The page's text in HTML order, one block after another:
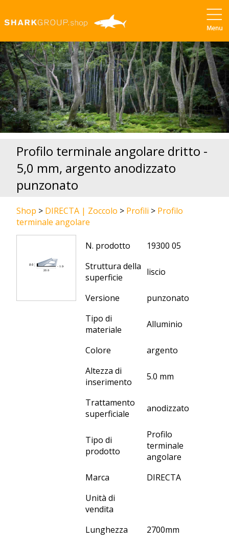
Profilo terminale angolare dritto -
5,0 mm, argento anodizzato
punzonato
Shop > DIRECTA | Zoccolo > Profili > Profilo
terminale angolare
N. prodotto
19300 05
Struttura della
superficie
liscio
Versione
punzonato
Tipo di
materiale
Alluminio
Colore
argento
Altezza di
inserimento
5.0 mm
Trattamento
superficiale
anodizzato
Tipo di
prodotto
Profilo
terminale
angolare
Marca
DIRECTA
Unità di
vendita
Lunghezza
2700mm